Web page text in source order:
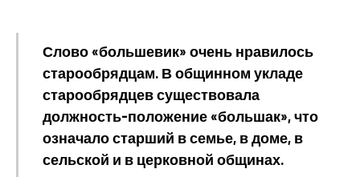
Слово «большевик» очень нравилось
старообрядцам. В общинном укладе
старообрядцев существовала
должность-положение «большак», что
означало старший в семье, в доме, в
сельской и в церковной общинах.